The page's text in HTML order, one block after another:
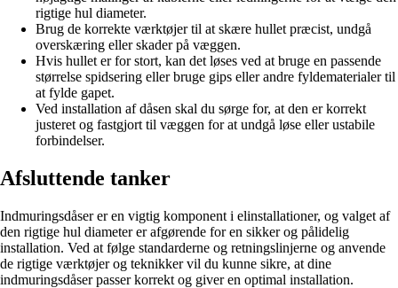
rigtige hul diameter.
Brug de korrekte værktøjer til at skære hullet præcist, undgå
overskæring eller skader på væggen.
Hvis hullet er for stort, kan det løses ved at bruge en passende
størrelse spidsering eller bruge gips eller andre fyldematerialer til
at fylde gapet.
Ved installation af dåsen skal du sørge for, at den er korrekt
justeret og fastgjort til væggen for at undgå løse eller ustabile
forbindelser.
Afsluttende tanker
Indmuringsdåser er en vigtig komponent i elinstallationer, og valget af
den rigtige hul diameter er afgørende for en sikker og pålidelig
installation. Ved at følge standarderne og retningslinjerne og anvende
de rigtige værktøjer og teknikker vil du kunne sikre, at dine
indmuringsdåser passer korrekt og giver en optimal installation.